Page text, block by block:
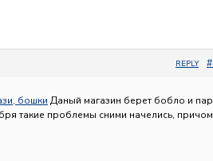
REPLY
бошки Даный магазин берет бобло и
такие проблемы сними начелись, причом